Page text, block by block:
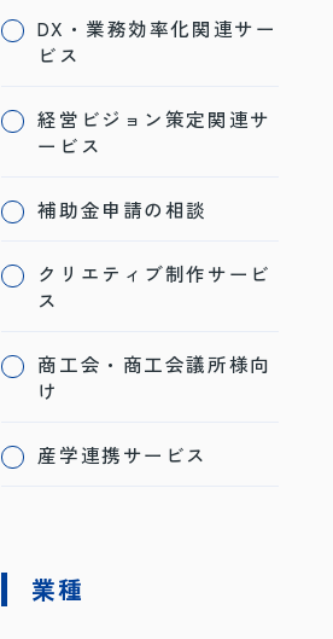
DX・業務効率化関連サー
ビス
経営ビジョン策定関連サ
ービス
補助金申請の相談
クリエティブ制作サービ
ス
商工会・商工会議所様向
け
産学連携サービス
業種